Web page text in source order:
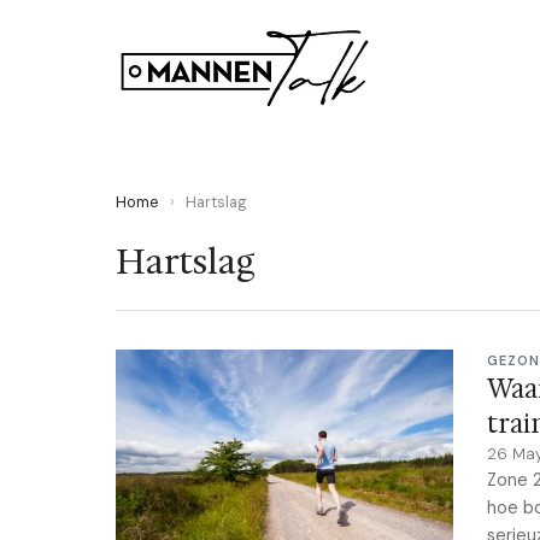
Home › Hartslag
Hartslag
26
Zone
hoe